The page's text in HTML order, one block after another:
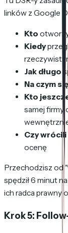
linków z Google
Kto
Kiedy
Jak długo
Na czym
Kto
samej firmy
Czy wrócili
ocenę
Przechodzisz od
spędził 6 minut
ich radca prawny
Krok 5: